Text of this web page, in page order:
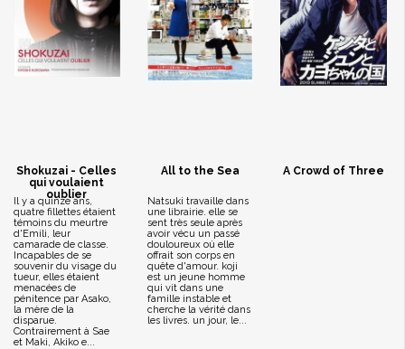
Shokuzai - Celles
qui voulaient
oublier
Il y a quinze ans,
quatre fillettes étaient
témoins du meurtre
d'Emili, leur
camarade de classe.
Incapables de se
souvenir du visage du
tueur, elles étaient
menacées de
pénitence par Asako,
la mère de la
disparue.
Contrairement à Sae
et Maki, Akiko e...
All to the Sea
Natsuki travaille dans
une librairie. elle se
sent très seule après
avoir vécu un passé
douloureux où elle
offrait son corps en
quête d'amour. koji
est un jeune homme
qui vit dans une
famille instable et
cherche la vérité dans
les livres. un jour, le...
A Crowd of Three